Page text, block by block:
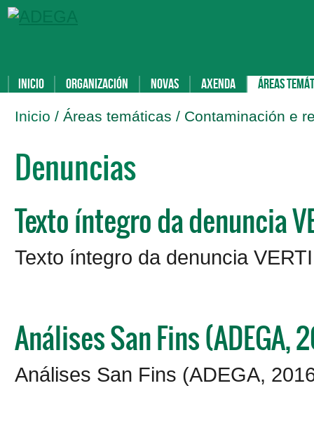
Inicio Organización Novas Axenda Áreas
Inicio / Áreas temáticas / Contaminación e
Denuncias
Texto íntegro da denuncia
Texto íntegro da denuncia
Análises San Fins (ADEGA,
Análises San Fins (ADEGA,